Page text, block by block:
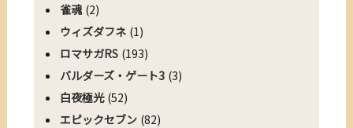
雀魂 (2)
ウィズダフネ (1)
ロマサガRS (193)
バルダーズ・ゲート3 (3)
白夜極光 (52)
エピックセブン (82)